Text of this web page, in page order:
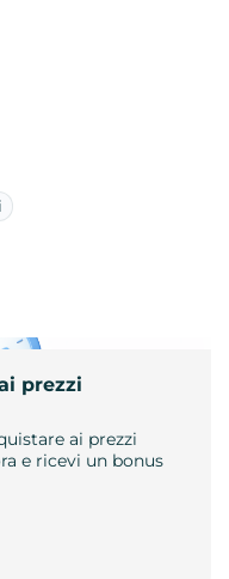
prezzi
ai prezzi
e ricevi un bonus